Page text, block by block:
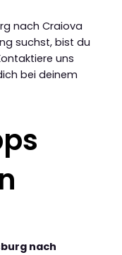
nach Craiova
suchst, bist du
uns
bei deinem
nach